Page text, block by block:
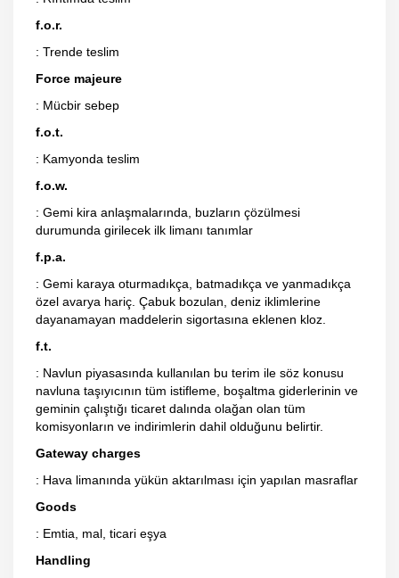
f.o.r.
: Trende teslim
Force majeure
: Mücbir sebep
f.o.t.
: Kamyonda teslim
f.o.w.
: Gemi kira anlaşmalarında, buzların çözülmesi
durumunda girilecek ilk limanı tanımlar
f.p.a.
: Gemi karaya oturmadıkça, batmadıkça ve yanmadıkça
özel avarya hariç. Çabuk bozulan, deniz iklimlerine
dayanamayan maddelerin sigortasına eklenen kloz.
f.t.
: Navlun piyasasında kullanılan bu terim ile söz konusu
navluna taşıyıcının tüm istifleme, boşaltma giderlerinin ve
geminin çalıştığı ticaret dalında olağan olan tüm
komisyonların ve indirimlerin dahil olduğunu belirtir.
Gateway charges
: Hava limanında yükün aktarılması için yapılan masraflar
Goods
: Emtia, mal, ticari eşya
Handling